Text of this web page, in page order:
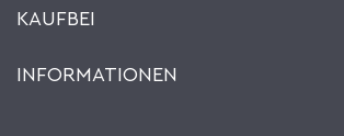
Warenkorb
Mein Wunschzettel
KAUFBEI
Händler & Hersteller
INFORMATIONEN